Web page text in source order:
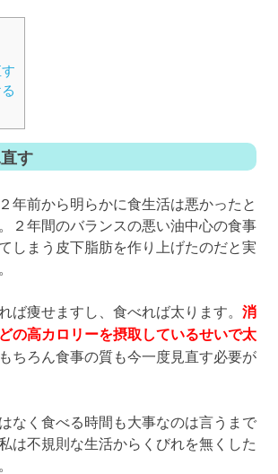
す
年前から明らかに食生活は悪かったと
２年間のバランスの悪い油中心の食事
しまう皮下脂肪を作り上げたのだと実
ば痩せますし、食べれば太ります。 消
の高カロリーを摂取しているせいで太
ちろん食事の質も今一度見直す必要が
なく食べる時間も大事なのは言うまで
は不規則な生活からくびれを無くした